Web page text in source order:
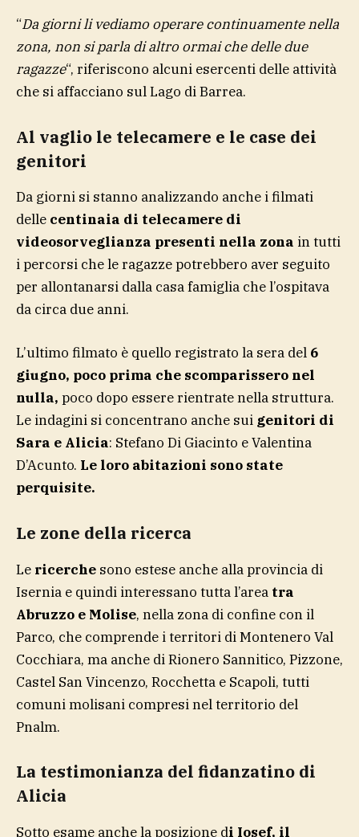
“Da giorni li vediamo operare continuamente nella
zona, non si parla di altro ormai che delle due
ragazze“, riferiscono alcuni esercenti delle attività
che si affacciano sul Lago di Barrea.
Al vaglio le telecamere e le case dei
genitori
Da giorni si stanno analizzando anche i filmati
delle centinaia di telecamere di
videosorveglianza presenti nella zona in tutti
i percorsi che le ragazze potrebbero aver seguito
per allontanarsi dalla casa famiglia che l’ospitava
da circa due anni.
L’ultimo filmato è quello registrato la sera del 6
giugno, poco prima che scomparissero nel
nulla, poco dopo essere rientrate nella struttura.
Le indagini si concentrano anche sui genitori di
Sara e Alicia: Stefano Di Giacinto e Valentina
D’Acunto. Le loro abitazioni sono state
perquisite.
Le zone della ricerca
Le ricerche sono estese anche alla provincia di
Isernia e quindi interessano tutta l’area tra
Abruzzo e Molise, nella zona di confine con il
Parco, che comprende i territori di Montenero Val
Cocchiara, ma anche di Rionero Sannitico, Pizzone,
Castel San Vincenzo, Rocchetta e Scapoli, tutti
comuni molisani compresi nel territorio del
Pnalm.
La testimonianza del fidanzatino di
Alicia
Sotto esame anche la posizione di Iosef, il